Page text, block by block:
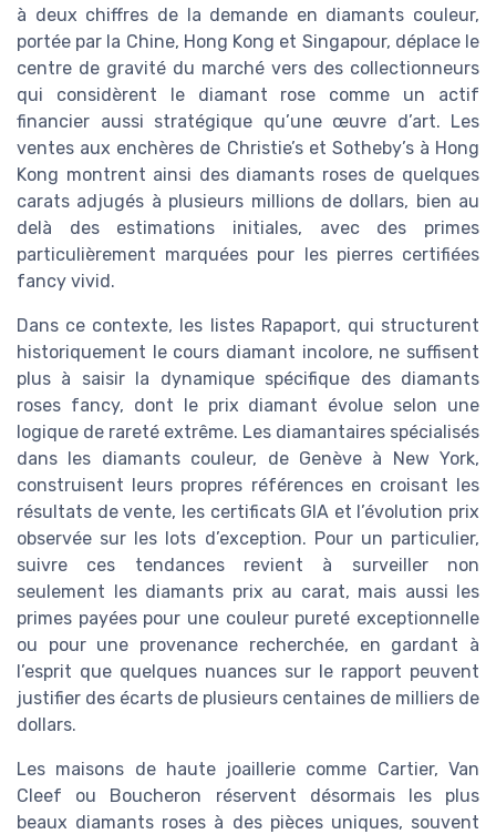
à deux chiffres de la demande en diamants couleur,
portée par la Chine, Hong Kong et Singapour, déplace le
centre de gravité du marché vers des collectionneurs
qui considèrent le diamant rose comme un actif
financier aussi stratégique qu’une œuvre d’art. Les
ventes aux enchères de Christie’s et Sotheby’s à Hong
Kong montrent ainsi des diamants roses de quelques
carats adjugés à plusieurs millions de dollars, bien au
delà des estimations initiales, avec des primes
particulièrement marquées pour les pierres certifiées
fancy vivid.
Dans ce contexte, les listes Rapaport, qui structurent
historiquement le cours diamant incolore, ne suffisent
plus à saisir la dynamique spécifique des diamants
roses fancy, dont le prix diamant évolue selon une
logique de rareté extrême. Les diamantaires spécialisés
dans les diamants couleur, de Genève à New York,
construisent leurs propres références en croisant les
résultats de vente, les certificats GIA et l’évolution prix
observée sur les lots d’exception. Pour un particulier,
suivre ces tendances revient à surveiller non
seulement les diamants prix au carat, mais aussi les
primes payées pour une couleur pureté exceptionnelle
ou pour une provenance recherchée, en gardant à
l’esprit que quelques nuances sur le rapport peuvent
justifier des écarts de plusieurs centaines de milliers de
dollars.
Les maisons de haute joaillerie comme Cartier, Van
Cleef ou Boucheron réservent désormais les plus
beaux diamants roses à des pièces uniques, souvent